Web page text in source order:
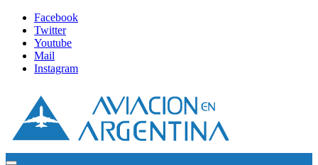
Facebook
Twitter
Youtube
Mail
Instagram